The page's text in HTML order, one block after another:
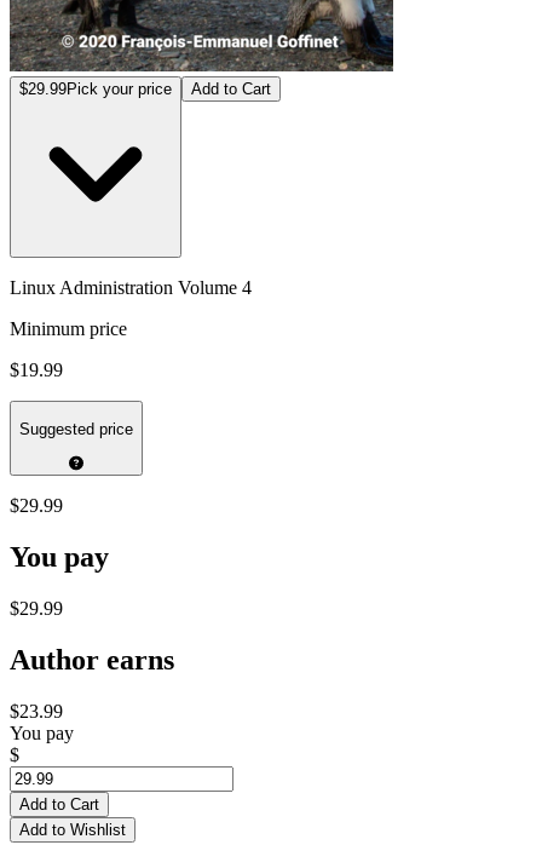
$29.99Pick your price Add to Cart
Linux Administration Volume 4
Minimum price
$19.99
Suggested price
$29.99
You pay
$29.99
Author earns
$23.99
You pay
$
Add to Cart
Add to Wishlist